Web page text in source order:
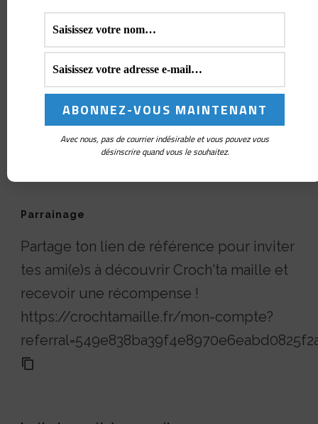
Parrainage
Partage ton lien de référence pour inviter
tes ami(e)s à découvrir Croch'ta maille et
recevoir une récompense !
https://crochtamaille.fr/mon-compte?
Avec nous, pas de courrier indésirable et vous pouvez vous
désinscrire quand vous le souhaitez.